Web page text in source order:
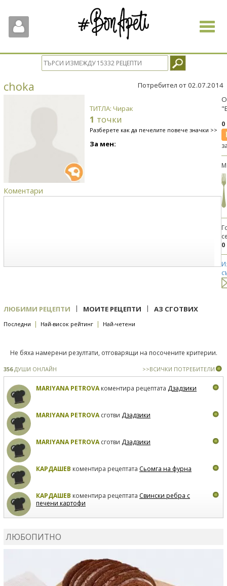
Toggle
choka Потребител от 02.07.2014
ТИТЛА: Чирак
1 точки
Разберете как да печелите повече значки >>
За мен:
Коментари
0
ЛЮБИМИ РЕЦЕПТИ | МОИТЕ РЕЦЕПТИ | АЗ СГОТВИХ
Последни | Най-висок рейтинг | Най-четени
Не бяха намерени резултати, отговарящи на посочените критерии.
356ДУШИ ОНЛАЙН >>ВСИЧКИ ПОТРЕБИТЕЛИ
MARIYANA PETROVAкоментира рецептата Дзадзики
MARIYANA PETROVAсготви Дзадзики
MARIYANA PETROVAсготви Дзадзики
КАРДАШЕВ коментира рецептата Сьомга на фурна
КАРДАШЕВ коментира рецептата Свински ребра с
печени картофи
ЛЮБОПИТНО